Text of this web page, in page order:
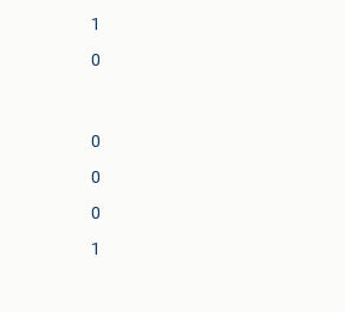
1
0
0
0
0
1